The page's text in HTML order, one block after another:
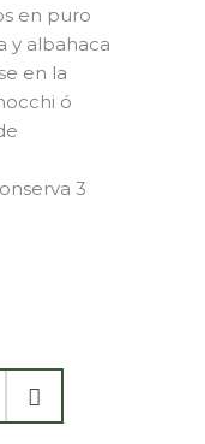
en puro
y albahaca
en la
ó
3